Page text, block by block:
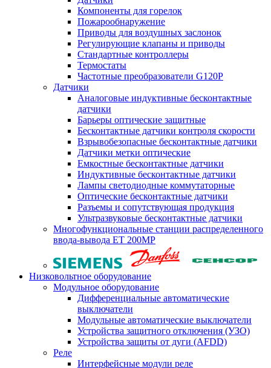
Компоненты для горелок
Пожарообнаружение
Приводы для воздушных заслонок
Регулирующие клапаны и приводы
Стандартные контроллеры
Термостаты
Частотные преобразователи G120P
Датчики
Аналоговые индуктивные бесконтактные
датчики
Барьеры оптические защитные
Бесконтактные датчики контроля скорости
Взрывобезопасные бесконтактные датчики
Датчики метки оптические
Емкостные бесконтактные датчики
Индуктивные бесконтактные датчики
Лампы светодиодные коммутаторные
Оптические бесконтактные датчики
Разъемы и сопутствующая продукция
Ультразвуковые бесконтактные датчики
Многофункциональные станции распределенного
ввода-вывода ET 200MP
Низковольтное оборудование
Модульное оборудование
Дифференциальные автоматические
выключатели
Модульные автоматические выключатели
Устройства защитного отключения (УЗО)
Устройства защиты от дуги (AFDD)
Реле
Интерфейсные модули реле